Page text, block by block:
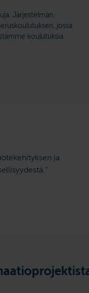
Järjestelmän
jossa
koulutuksia
ja